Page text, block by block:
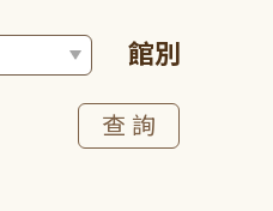
館別